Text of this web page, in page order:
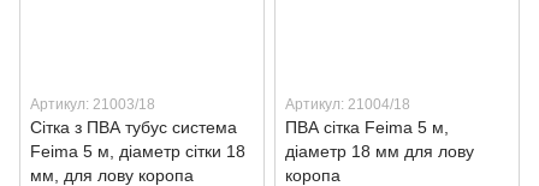
Артикул: 21003/18
Сітка з ПВА тубус система
Feima 5 м, діаметр сітки 18
мм, для лову коропа
Артикул: 21004/18
ПВА сітка Feima 5 м,
діаметр 18 мм для лову
коропа